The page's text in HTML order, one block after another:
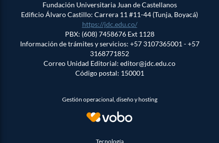
Fundación Universitaria Juan de Castellanos
Edificio Álvaro Castillo: Carrera 11 #11-44 (Tunja, Boyacá)
https://jdc.edu.co/
PBX: (608) 7458676 Ext 1128
Información de trámites y servicios: +57 3107365001 - +57
3168771852
Correo Unidad Editorial: editor@jdc.edu.co
Código postal: 150001
Gestión operacional, diseño y hosting
Tecnología